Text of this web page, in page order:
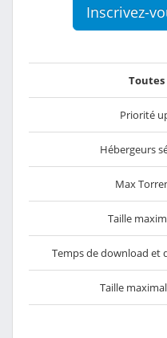
Inscrivez-
Toutes
Priorité
Hébergeurs
Max
Taille
Temps de download et
Taille